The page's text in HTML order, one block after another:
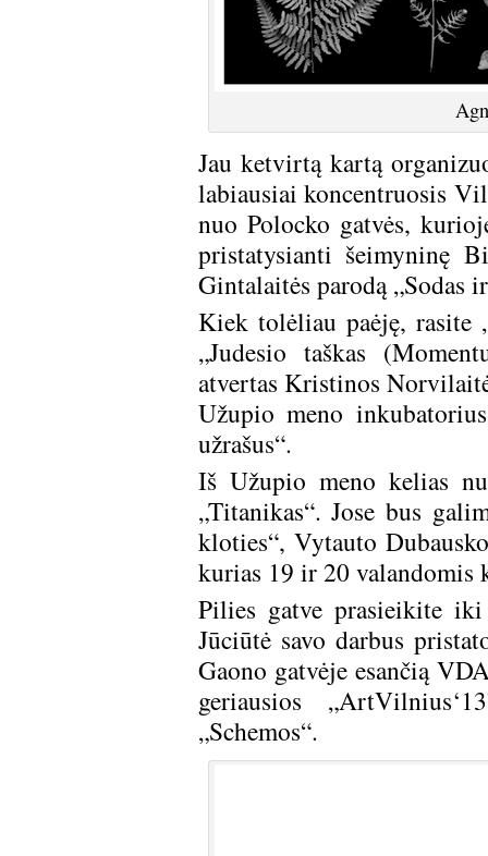
Jau ketvirtą kartą
labiausiai koncentruosis
nuo Polocko gatvės,
pristatysianti šeimyninę
Gintalaitės parodą „Sodas
Kiek tolėliau paėję, rasite
„Judesio taškas
atvertas Kristinos
Užupio meno
užrašus“.
Iš Užupio meno kelias
„Titanikas“. Jose bus
kloties“, Vytauto
kurias 19 ir 20 valandomis
Pilies gatve prasieikite
Jūciūtė savo darbus
Gaono gatvėje esančią
geriausios
„Schemos“.